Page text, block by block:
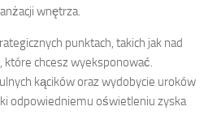
wnętrza.
punktach, takich jak nad
które chcesz wyeksponować.
kącików oraz wydobycie uroków
odpowiedniemu oświetleniu zyska